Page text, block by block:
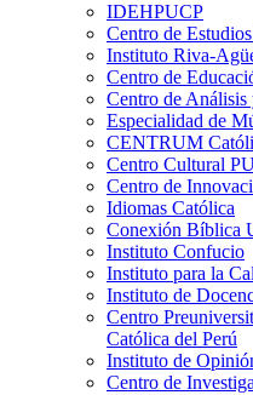
IDEHPUCP
Centro de
Instituto Riva-
Centro de
Centro de
Especialidad de
CENTRUM
Centro Cultural
Centro de
Idiomas Católica
Conexión Bíblica
Instituto Confucio
Instituto para la
Instituto de
Centro
Católica del Perú
Instituto de
Centro de